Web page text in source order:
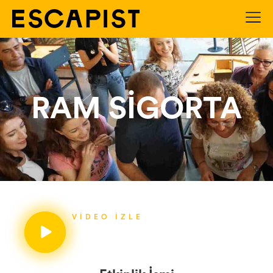
RAM SİGORTA
VIDEO İZLE